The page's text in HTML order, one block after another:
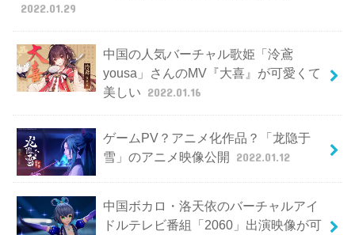
2022.01.29
中国の人気バーチャル歌姫「泠鳶
yousa」さんのMV『大喜』が可愛くて
美しい 2022.01.16
ゲームPV？アニメ化作品？「龙隐于
雪」のアニメ映像公開 2022.01.12
中国ボカロ・洛天依のバーチャルアイ
ドルテレビ番組「2060」出演映像が可